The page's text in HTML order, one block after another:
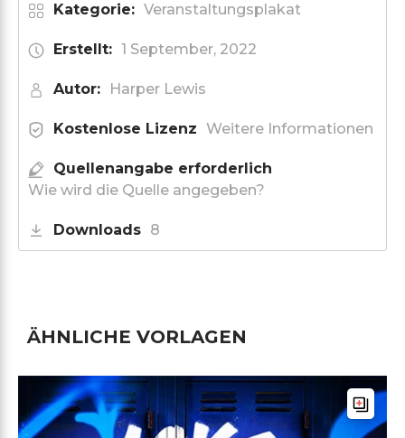
Kategorie: Veranstaltungsplakat
Erstellt: 1 September, 2022
Autor: Harper Lewis
Kostenlose Lizenz Weitere Informationen
Quellenangabe erforderlich
Wie wird die Quelle angegeben?
Downloads 8
ÄHNLICHE VORLAGEN